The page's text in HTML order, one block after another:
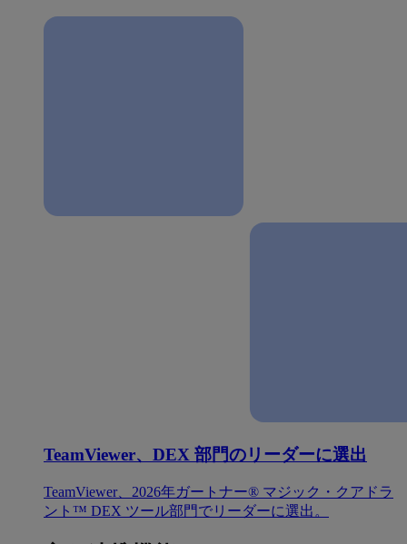
TeamViewer、DEX 部門のリーダーに選出
TeamViewer、2026年ガートナー® マジック・クアドラ
ント™ DEX ツール部門でリーダーに選出。